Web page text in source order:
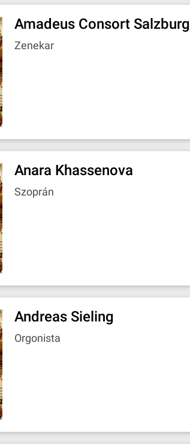
Amadeus Consort Salzburg
Zenekar
Anara Khassenova
Szoprán
Andreas Sieling
Orgonista